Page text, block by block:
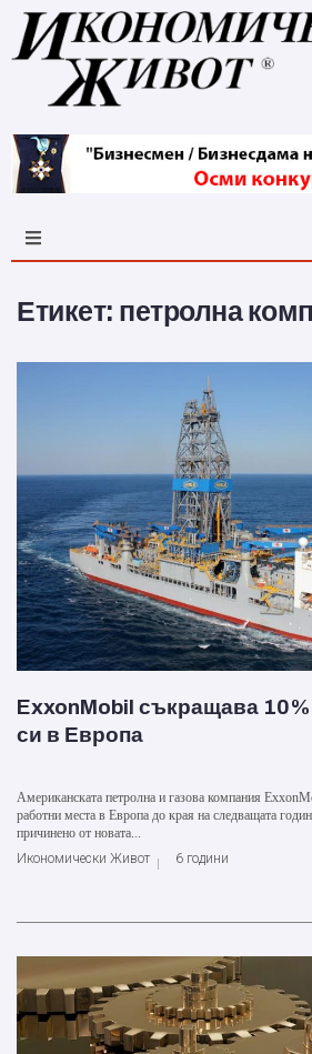
Етикет: петролна
ExxonMobil съкращава
си в Европа
Американската петролна и газова компания
работни места в Европа до края на следващата
причинено от новата...
Икономически Живот
6 години